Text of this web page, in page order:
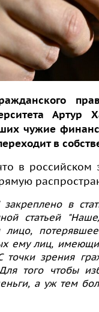
Артур
чужие
в
в российском
закреплено в
статьей
лицо,
ему лиц,
точки зрения
того чтобы
а уж тем